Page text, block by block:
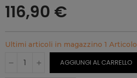
116,90 €
Ultimi articoli in magazzino 1 Articolo
AGGIUNGI AL CARRELLO